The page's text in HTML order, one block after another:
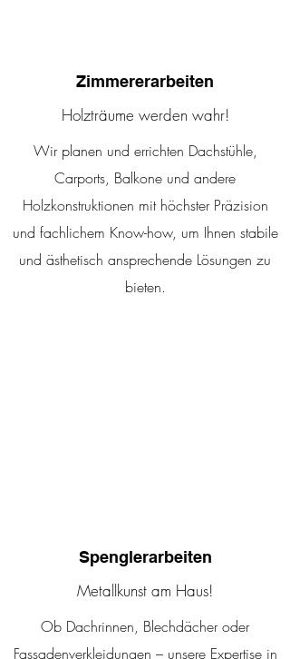
Zimmererarbeiten
Holzträume werden wahr!
Wir planen und errichten Dachstühle,
Carports, Balkone und andere
Holzkonstruktionen mit höchster Präzision
und fachlichem Know-how, um Ihnen stabile
und ästhetisch ansprechende Lösungen zu
bieten.
Spenglerarbeiten
Metallkunst am Haus!
Ob Dachrinnen, Blechdächer oder
Fassadenverkleidungen – unsere Expertise in